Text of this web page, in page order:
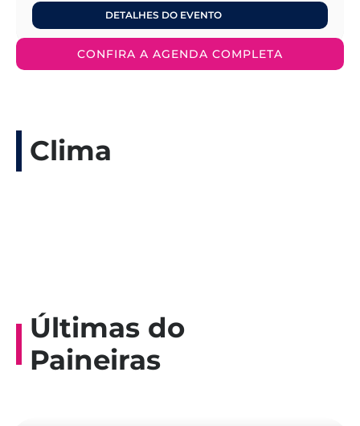
DETALHES DO EVENTO
CONFIRA A AGENDA COMPLETA
Clima
Últimas do
Paineiras